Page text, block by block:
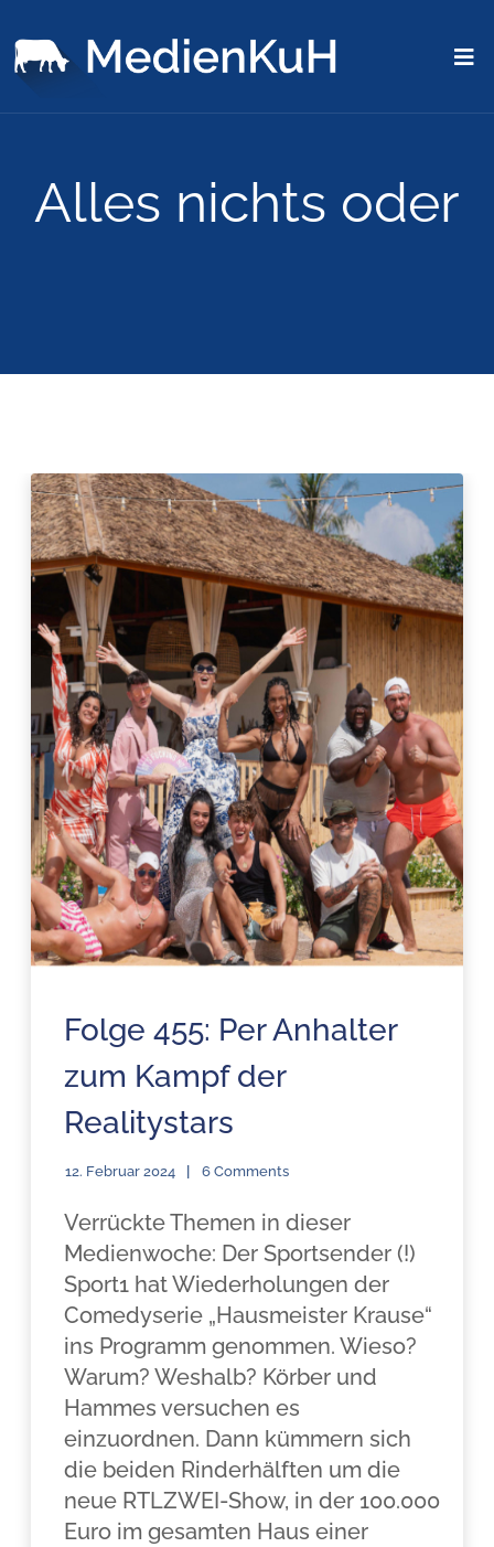
Alles nichts oder
Folge 455: Per Anhalter
zum Kampf der
Realitystars
12. Februar 2024 6 Comments
Verrückte Themen in dieser
Medienwoche: Der Sportsender (!)
Sport1 hat Wiederholungen der
Comedyserie „Hausmeister Krause“
ins Programm genommen. Wieso?
Warum? Weshalb? Körber und
Hammes versuchen es
einzuordnen. Dann kümmern sich
die beiden Rinderhälften um die
neue RTLZWEI-Show, in der 100.000
Euro im gesamten Haus einer